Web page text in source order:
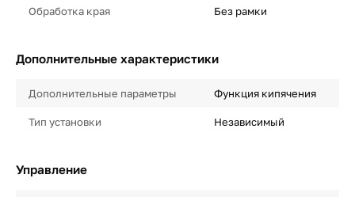
Обработка края Без рамки
Дополнительные характеристики
Дополнительные параметры Функция кипячения
Тип установки Независимый
Управление